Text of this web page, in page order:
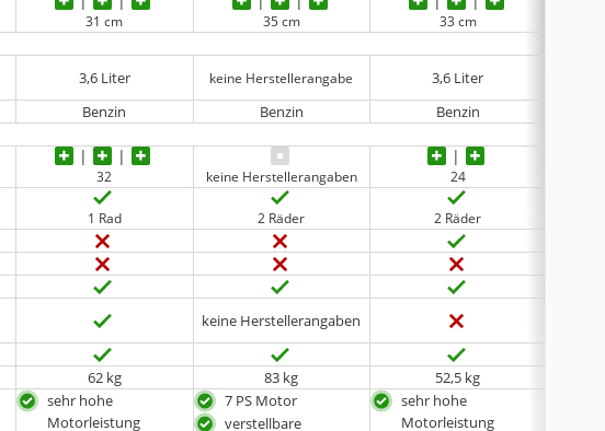
31 cm 35 cm 33 cm
3,6 Liter keine Herstellerangabe
3,6 Liter
Benzin Benzin
Benzin
32 keine Herstellerangaben 24
1 Rad 2 Räder 2 Räder
keine Herstellerangaben
62 kg 83 kg 52,5 kg
sehr hohe
Motorleistung
7 PS Motor
verstellbare
sehr hohe
Motorleistung